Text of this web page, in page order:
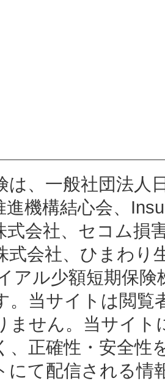
は、一般社団法人
進機構結心会、
式会社、セコム損
式会社、ひまわり
アル少額短期保
。当サイトは閲覧
ません。当サイ
、正確性・安全性
にて配信される情